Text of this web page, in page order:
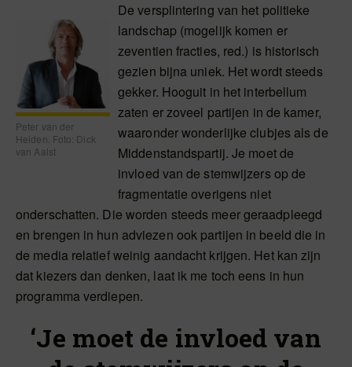
Peter van der
Heiden. Foto: Dick
van Aalst
De versplintering van het politieke
landschap (mogelijk komen er
zeventien fracties, red.) is historisch
gezien bijna uniek. Het wordt steeds
gekker. Hooguit in het interbellum
zaten er zoveel partijen in de kamer,
waaronder wonderlijke clubjes als de
Middenstandspartij. Je moet de
invloed van de stemwijzers op de
fragmentatie overigens niet
onderschatten. Die worden steeds meer geraadpleegd
en brengen in hun adviezen ook partijen in beeld die in
de media relatief weinig aandacht krijgen. Het kan zijn
dat kiezers dan denken, laat ik me toch eens in hun
programma verdiepen.
‘Je moet de invloed van